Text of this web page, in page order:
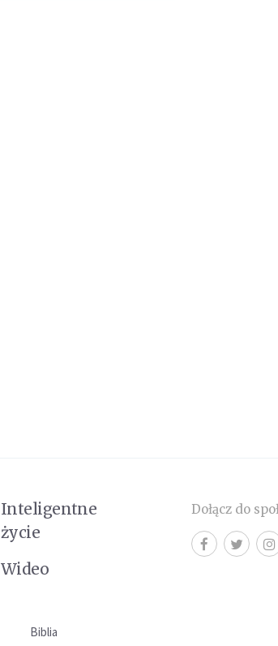
Inteligentne
życie
Wideo
Biblia
Dołącz do